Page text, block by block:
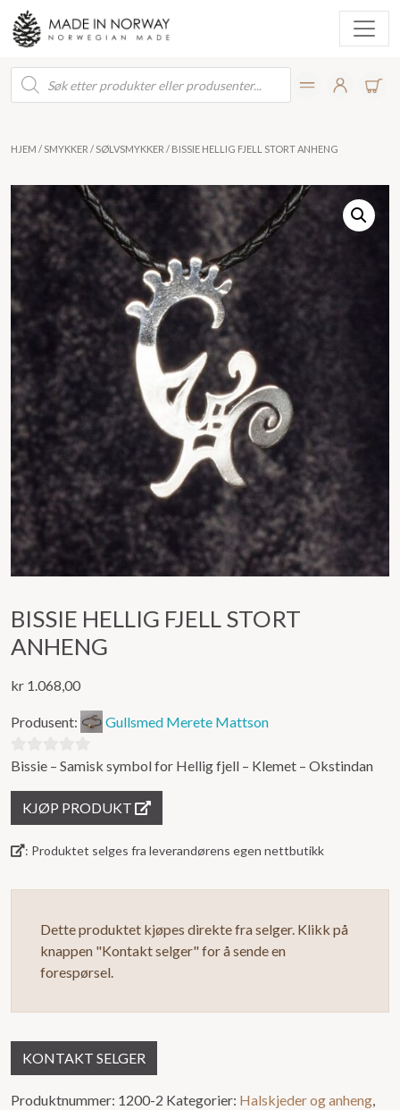
Products
search
HJEM / SMYKKER / SØLVSMYKKER / BISSIE HELLIG FJELL STORT ANHENG
BISSIE HELLIG FJELL STORT
ANHENG
kr 1.068,00
Produsent: Gullsmed Merete Mattson
0
Bissie – Samisk symbol for Hellig fjell – Klemet – Okstindan
KJØP PRODUKT
: Produktet selges fra leverandørens egen nettbutikk
Dette produktet kjøpes direkte fra selger. Klikk på
knappen "Kontakt selger" for å sende en
forespørsel.
KONTAKT SELGER
Produktnummer: 1200-2 Kategorier: Halskjeder og anheng,